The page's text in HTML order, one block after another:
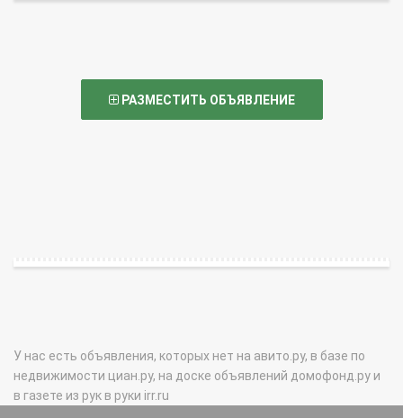
РАЗМЕСТИТЬ ОБЪЯВЛЕНИЕ
У нас есть объявления, которых нет на авито.ру, в базе по
недвижимости циан.ру, на доске объявлений домофонд.ру и
в газете из рук в руки irr.ru